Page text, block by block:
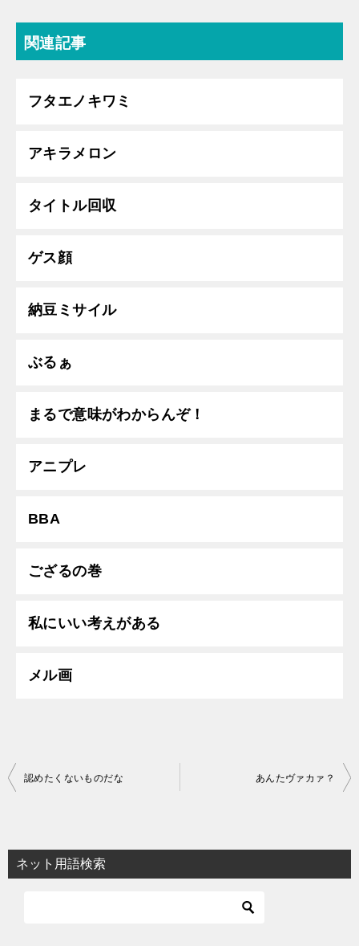
関連記事
フタエノキワミ
アキラメロン
タイトル回収
ゲス顔
納豆ミサイル
ぶるぁ
まるで意味がわからんぞ！
アニプレ
BBA
ござるの巻
私にいい考えがある
メル画
投
ビ
ゲ
認めたくないものだな あんたヴァカァ？
ネット用語検索